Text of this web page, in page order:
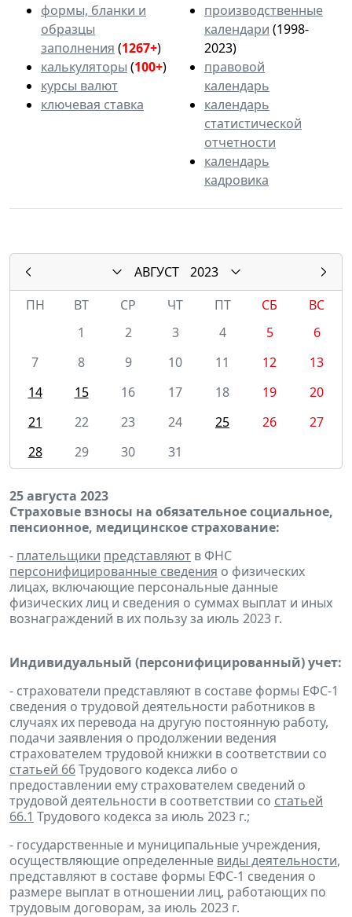
формы, бланки и
образцы
заполнения (1267+)
калькуляторы (100+)
курсы валют
ключевая ставка
производственные
календари (1998-
2023)
правовой
календарь
календарь
статистической
отчетности
календарь
кадровика
АВГУСТ
2023
ПН
ВТ СР ЧТ ПТ СБ
ВС
1
2 3 4 5
6
7
8 9 10 11 12
13
14
15 16 17 18 19
20
21
22 23 24 25 26
27
28
29 30 31
25 августа 2023
Страховые взносы на обязательное социальное,
пенсионное, медицинское страхование:
- плательщики представляют в ФНС
персонифицированные сведения о физических
лицах, включающие персональные данные
физических лиц и сведения о суммах выплат и иных
вознаграждений в их пользу за июль 2023 г.
Индивидуальный (персонифицированный) учет:
- страхователи представляют в составе формы ЕФС-1
сведения о трудовой деятельности работников в
случаях их перевода на другую постоянную работу,
подачи заявления о продолжении ведения
страхователем трудовой книжки в соответствии со
статьей 66Трудового кодекса либо о
предоставлении ему страхователем сведений о
трудовой деятельности в соответствии со статьей
66.1 Трудового кодекса за июль 2023 г.;
- государственные и муниципальные учреждения,
осуществляющие определенные виды деятельности,
представляют в составе формы ЕФС-1 сведения о
размере выплат в отношении лиц, работающих по
трудовым договорам, за июль 2023 г.